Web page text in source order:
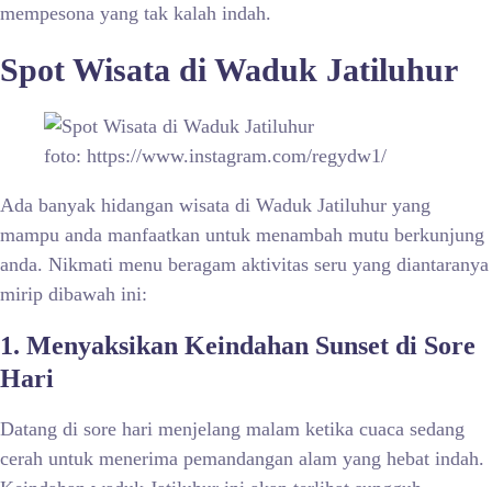
mempesona yang tak kalah indah.
Spot Wisata di Waduk Jatiluhur
foto: https://www.instagram.com/regydw1/
Ada banyak hidangan wisata di Waduk Jatiluhur yang
mampu anda manfaatkan untuk menambah mutu berkunjung
anda. Nikmati menu beragam aktivitas seru yang diantaranya
mirip dibawah ini:
1. Menyaksikan Keindahan Sunset di Sore
Hari
Datang di sore hari menjelang malam ketika cuaca sedang
cerah untuk menerima pemandangan alam yang hebat indah.